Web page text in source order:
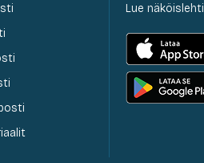
Lue näköislehti